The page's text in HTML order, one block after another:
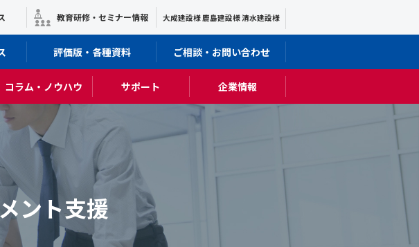
コラム・ノウハウ サポート 企業情報
教育研修・セミナー情報 大成建設様 鹿島建設様 清水建設様
評価版・各種資料 ご相談・お問い合わせ
ント支援